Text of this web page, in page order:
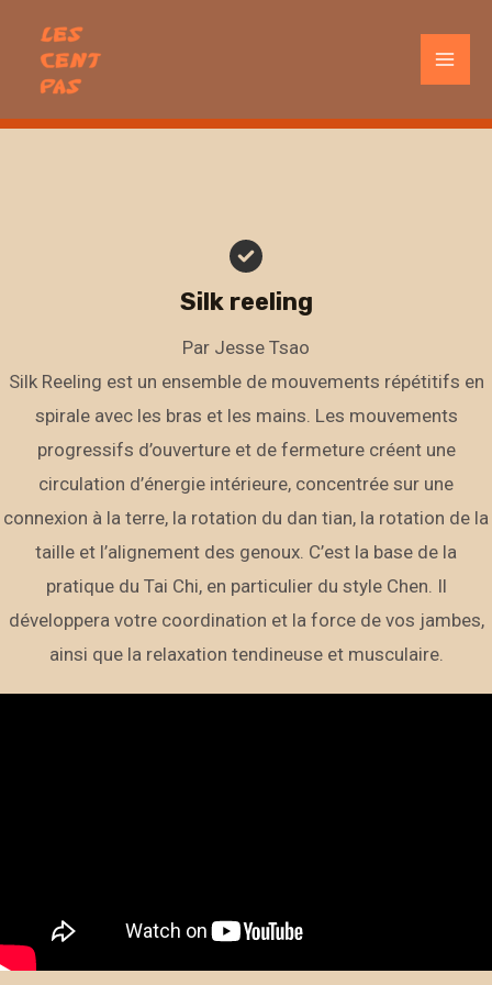
contenu
Silk reeling
Par Jesse Tsao
Silk Reeling est un ensemble de mouvements répétitifs en
spirale avec les bras et les mains. Les mouvements
progressifs d’ouverture et de fermeture créent une
circulation d’énergie intérieure, concentrée sur une
connexion à la terre, la rotation du dan tian, la rotation de la
taille et l’alignement des genoux. C’est la base de la
pratique du Tai Chi, en particulier du style Chen. Il
développera votre coordination et la force de vos jambes,
ainsi que la relaxation tendineuse et musculaire.